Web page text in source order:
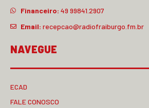
Financeiro: 49 99841.2907
Email: recepcao@radiofraiburgo.fm.br
NAVEGUE
ECAD
FALE CONOSCO